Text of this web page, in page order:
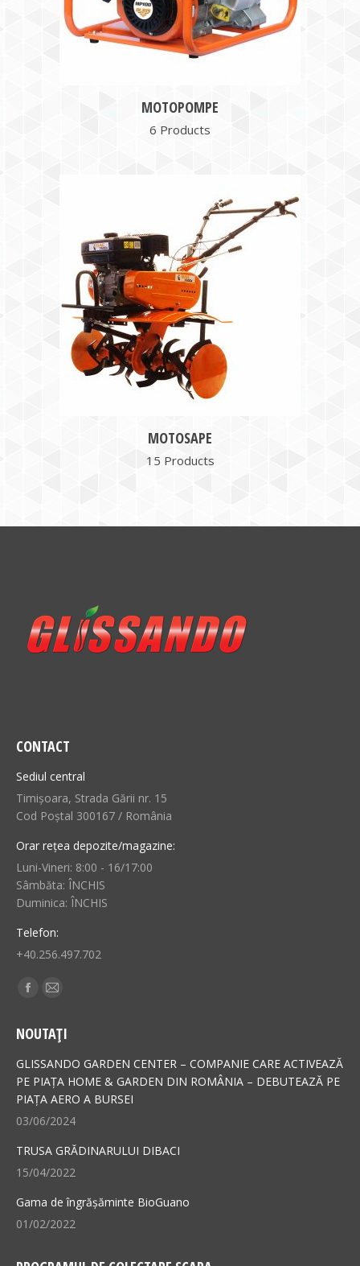
MOTOPOMPE
6 Products
MOTOSAPE
15 Products
CONTACT
Sediul central
Timișoara, Strada Gării nr. 15
Cod Poștal 300167 / România
Orar rețea depozite/magazine:
Luni-Vineri: 8:00 - 16/17:00
Sâmbăta: ÎNCHIS
Duminica: ÎNCHIS
Telefon:
+40.256.497.702
Find us on:
Facebook
opens
in
new
window
Mail
opens
in
new
window
NOUTAȚI
GLISSANDO GARDEN CENTER – COMPANIE CARE ACTIVEAZĂ
PE PIAȚA HOME & GARDEN DIN ROMÂNIA – DEBUTEAZĂ PE
PIAȚA AERO A BURSEI
03/06/2024
TRUSA GRĂDINARULUI DIBACI
15/04/2022
Gama de îngrășăminte BioGuano
01/02/2022